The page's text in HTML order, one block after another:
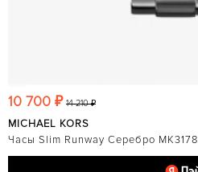
10 700 ₽ 14 210 ₽
MICHAEL KORS
Часы Slim Runway Серебро MK3178